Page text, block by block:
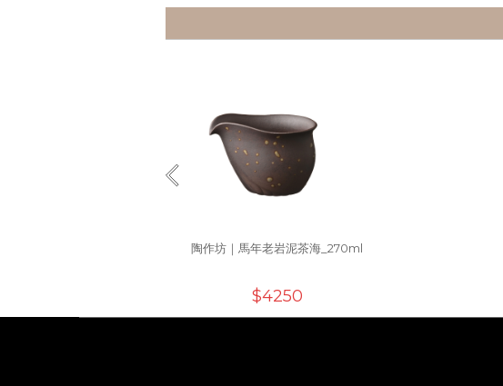
陶作坊｜馬年老岩泥茶海_270ml
$4250